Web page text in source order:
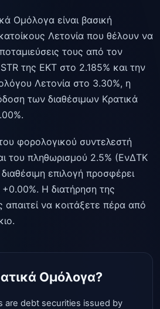
Ομόλογα είναι βασική
Λετονία που θέλουν να
τους από τον
της ΕΚΤ στο 2.185% και την
Λετονία στο 3.30%, η
των διαθέσιμων Κρατικά
φορολογικού συντελεστή
του πληθωρισμού 2.5% (ΕνΔΤΚ
επιλογή προσφέρει
Η διατήρηση της
να κοιτάξετε πέρα από
Ομόλογα?
are debt securities issued by